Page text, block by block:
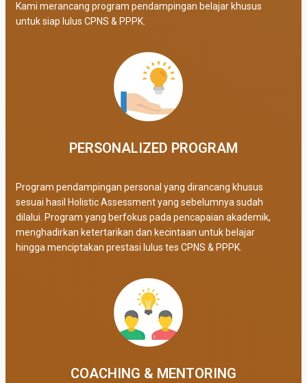
Kami merancang program pendampingan belajar khusus
untuk siap lulus CPNS & PPPK.
PERSONALIZED PROGRAM​
Program pendampingan personal yang dirancang khusus
sesuai hasil Holistic Assessment yang sebelumnya sudah
dilalui. Program yang berfokus pada pencapaian akademik,
menghadirkan ketertarikan dan kecintaan untuk belajar
hingga menciptakan prestasi lulus tes CPNS & PPPK.
COACHING & MENTORING